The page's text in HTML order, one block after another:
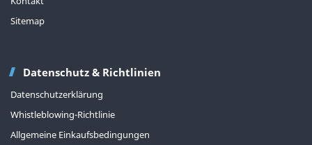
Sitemap
Datenschutz & Richtlinien
Datenschutzerklärung
Whistleblowing-Richtlinie
Allgemeine Einkaufsbedingungen